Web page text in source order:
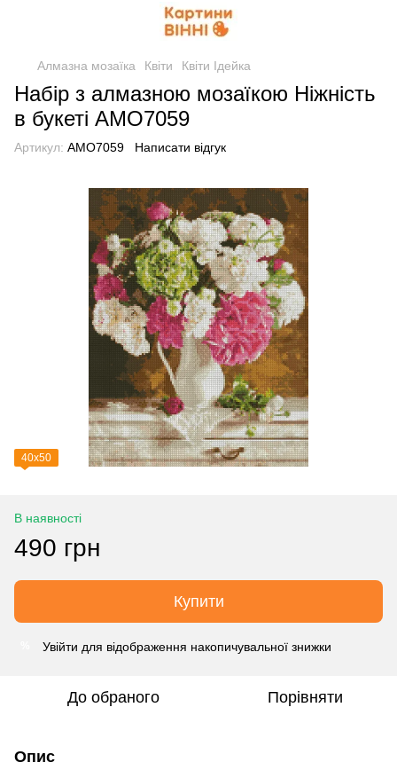
Алмазна мозаїка Квіти Квіти Ідейка
Набір з алмазною мозаїкою Ніжність
в букеті AMO7059
Артикул: AMO7059 Написати відгук
40х50
В наявності
490 грн
Купити
Увійти для відображення накопичувальної знижки
До обраного Порівняти
Опис